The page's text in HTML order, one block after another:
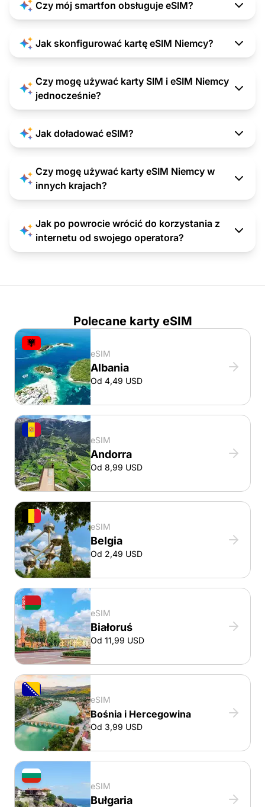
Czy mój smartfon obsługuje eSIM?
Jak skonfigurować kartę eSIM Niemcy?
Czy mogę używać karty SIM i eSIM Niemcy
jednocześnie?
Jak doładować eSIM?
Czy mogę używać karty eSIM Niemcy w
innych krajach?
Jak po powrocie wrócić do korzystania z
internetu od swojego operatora?
Polecane karty eSIM
eSIM
Albania
Od 4,49 USD
eSIM
Andorra
Od 8,99 USD
eSIM
Belgia
Od 2,49 USD
eSIM
Białoruś
Od 11,99 USD
eSIM
Bośnia i Hercegowina
Od 3,99 USD
eSIM
Bułgaria